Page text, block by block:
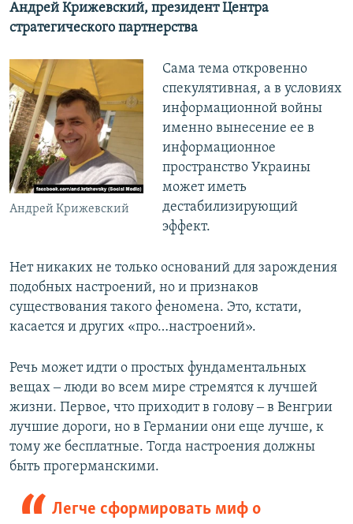
Андрей Крижевский, президент Центра
стратегического партнерства
Андрей Крижевский
Сама тема откровенно
спекулятивная, а в условиях
информационной войны
именно вынесение ее в
информационное
пространство Украины
может иметь
дестабилизирующий
эффект.
Нет никаких не только оснований для зарождения
подобных настроений, но и признаков
существования такого феномена. Это, кстати,
касается и других «про…настроений».
Речь может идти о простых фундаментальных
вещах ‒ люди во всем мире стремятся к лучшей
жизни. Первое, что приходит в голову ‒ в Венгрии
лучшие дороги, но в Германии они еще лучше, к
тому же бесплатные. Тогда настроения должны
быть прогерманскими.
Легче сформировать миф о